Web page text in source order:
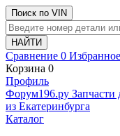
Поиск по VIN
Сравнение 0 Избранное
Корзина 0
Профиль
Фoрум196.ру Запчасти
из Екатеринбурга
Каталог